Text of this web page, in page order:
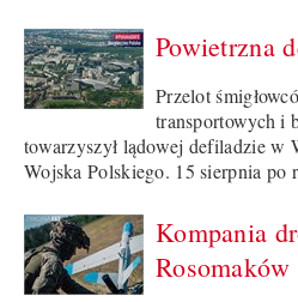
Powietrzna
Przelot
transportowych i
towarzyszył lądowej defiladzie w
Wojska Polskiego. 15 sierpnia po
Kompania
Rosomaków